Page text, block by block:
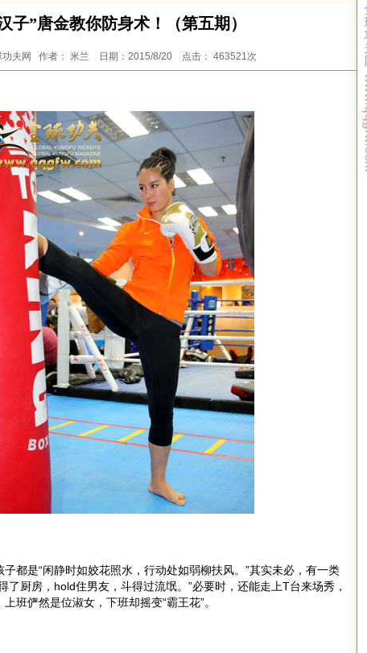
子”唐金教你防身术！（第五期）
功夫网 作者： 米兰 日期：2015/8/20 点击： 463521次
都是“闲静时如姣花照水，行动处如弱柳扶风。”其实未必，有一类
了厨房，hold住男友，斗得过流氓。”必要时，还能走上T台来场秀，
班俨然是位淑女，下班却摇变“霸王花”。